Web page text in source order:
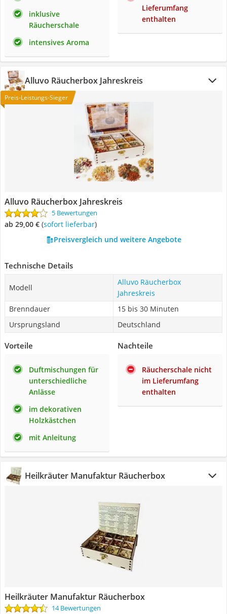
inklusive
Räucherschale
intensives Aroma
Lieferumfang
enthalten
Alluvo Räucherbox Jahreskreis
Preis-Leistungs-Sieger
Alluvo Räucherbox Jahreskreis
5 Bewertungen
ab 29,00 € ( Sofort lieferbar)
Preisvergleich und weitere Angebote
Technische Details
Modell
Alluvo Räucherbox
Jahreskreis
Brenndauer
15 bis 30 Minuten
Ursprungsland
Deutschland
Vorteile
Duftmischungen für
unterschiedliche
Anlässe
im dekorativen
Holzkästchen
mit Anleitung
Nachteile
Räucherschale nicht
im Lieferumfang
enthalten
Heilkräuter Manufaktur Räucherbox
Heilkräuter Manufaktur Räucherbox
14 Bewertungen